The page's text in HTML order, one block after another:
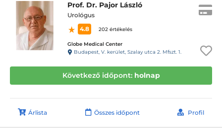
Prof. Dr. Pajor László
Urológus
4.8
202 értékelés
Globe Medical Center
Budapest, V. kerület, Szalay utca 2. Mfszt. 1.
Következő időpont: holnap
Árlista Összes időpont Profil